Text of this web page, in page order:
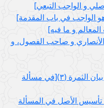
هو الواجب في باب المقدمة]
و ما فيه‏]
و صاحب الفصول، و
[الأمر الخامس‏] في بيان الثمرة (٣)[في مسألة
الأصل في المسألة